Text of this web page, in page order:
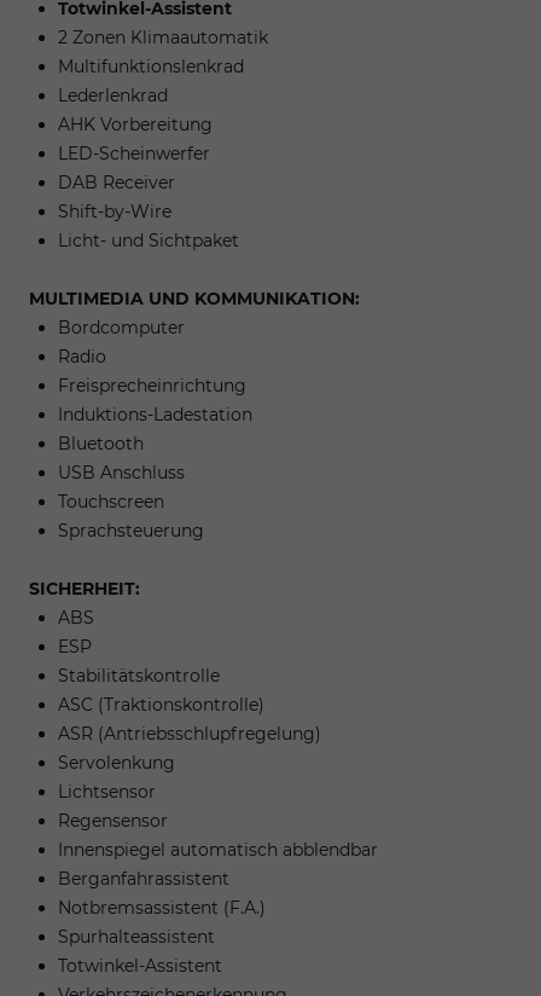
Totwinkel-Assistent
2 Zonen Klimaautomatik
Multifunktionslenkrad
Lederlenkrad
AHK Vorbereitung
LED-Scheinwerfer
DAB Receiver
Shift-by-Wire
Licht- und Sichtpaket
MULTIMEDIA UND KOMMUNIKATION:
Bordcomputer
Radio
Freisprecheinrichtung
Induktions-Ladestation
Bluetooth
USB Anschluss
Touchscreen
Sprachsteuerung
SICHERHEIT:
ABS
ESP
Stabilitätskontrolle
ASC (Traktionskontrolle)
ASR (Antriebsschlupfregelung)
Servolenkung
Lichtsensor
Regensensor
Innenspiegel automatisch abblendbar
Berganfahrassistent
Notbremsassistent (F.A.)
Spurhalteassistent
Totwinkel-Assistent